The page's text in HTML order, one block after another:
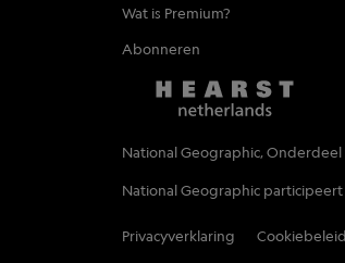
Wat is Premium?
Abonneren
National Geographic,
National Geographic
Privacyverklaring Cookiebeleid